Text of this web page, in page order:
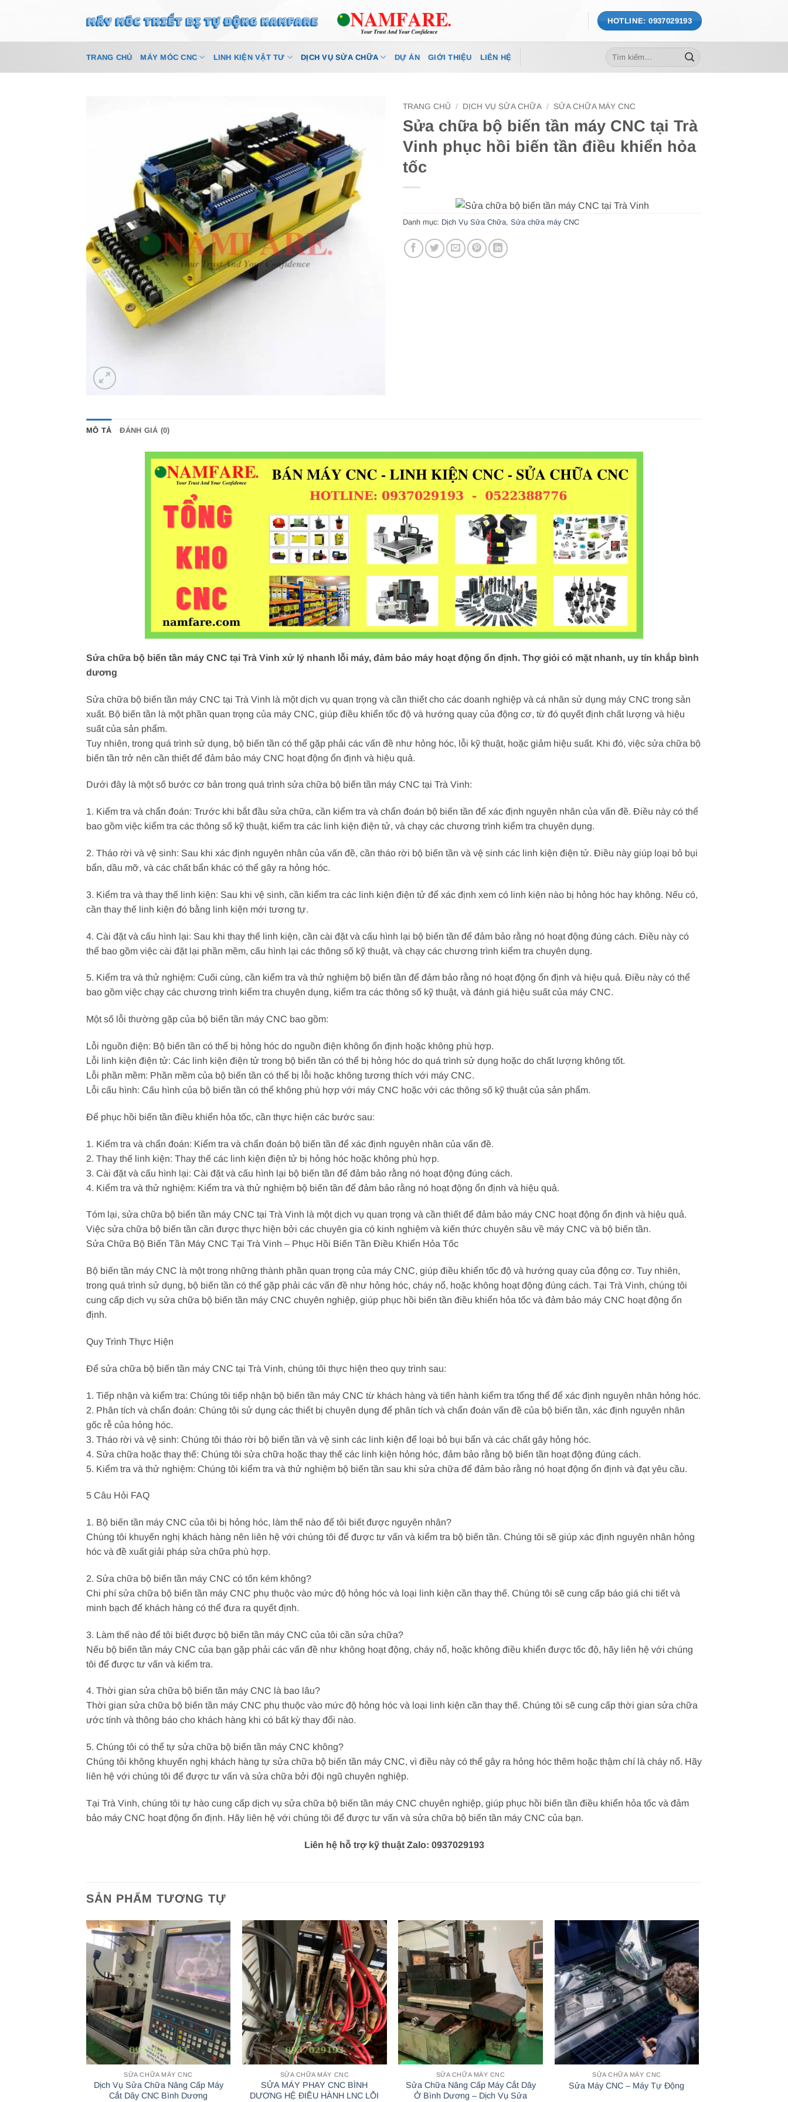
HOTLINE: 0937029193
TRANG CHỦ MÁY MÓC CNC LINH KIỆN VẬT TƯ DỊCH VỤ SỬA CHỮA DỰ ÁN GIỚI THIỆU LIÊN HỆ
Tìm
kiếm:
TRANG CHỦ / DỊCH VỤ SỬA CHỮA / SỬA CHỮA MÁY CNC
Sửa chữa bộ biến tần máy CNC tại Trà
Vinh phục hồi biến tần điều khiển hỏa
tốc
Danh mục: Dịch Vụ Sửa Chữa, Sửa chữa máy CNC
MÔ TẢ ĐÁNH GIÁ (0)
Sửa chữa bộ biến tần máy CNC tại Trà Vinh xử lý nhanh lỗi máy, đảm bảo máy hoạt động ổn định. Thợ giỏi có mặt nhanh, uy tín khắp bình
dương
Sửa chữa bộ biến tần máy CNC tại Trà Vinh là một dịch vụ quan trọng và cần thiết cho các doanh nghiệp và cá nhân sử dụng máy CNC trong sản
xuất. Bộ biến tần là một phần quan trọng của máy CNC, giúp điều khiển tốc độ và hướng quay của động cơ, từ đó quyết định chất lượng và hiệu
suất của sản phẩm.
Tuy nhiên, trong quá trình sử dụng, bộ biến tần có thể gặp phải các vấn đề như hỏng hóc, lỗi kỹ thuật, hoặc giảm hiệu suất. Khi đó, việc sửa chữa bộ
biến tần trở nên cần thiết để đảm bảo máy CNC hoạt động ổn định và hiệu quả.
Dưới đây là một số bước cơ bản trong quá trình sửa chữa bộ biến tần máy CNC tại Trà Vinh:
1. Kiểm tra và chẩn đoán: Trước khi bắt đầu sửa chữa, cần kiểm tra và chẩn đoán bộ biến tần để xác định nguyên nhân của vấn đề. Điều này có thể
bao gồm việc kiểm tra các thông số kỹ thuật, kiểm tra các linh kiện điện tử, và chạy các chương trình kiểm tra chuyên dụng.
2. Tháo rời và vệ sinh: Sau khi xác định nguyên nhân của vấn đề, cần tháo rời bộ biến tần và vệ sinh các linh kiện điện tử. Điều này giúp loại bỏ bụi
bẩn, dầu mỡ, và các chất bẩn khác có thể gây ra hỏng hóc.
3. Kiểm tra và thay thế linh kiện: Sau khi vệ sinh, cần kiểm tra các linh kiện điện tử để xác định xem có linh kiện nào bị hỏng hóc hay không. Nếu có,
cần thay thế linh kiện đó bằng linh kiện mới tương tự.
4. Cài đặt và cấu hình lại: Sau khi thay thế linh kiện, cần cài đặt và cấu hình lại bộ biến tần để đảm bảo rằng nó hoạt động đúng cách. Điều này có
thể bao gồm việc cài đặt lại phần mềm, cấu hình lại các thông số kỹ thuật, và chạy các chương trình kiểm tra chuyên dụng.
5. Kiểm tra và thử nghiệm: Cuối cùng, cần kiểm tra và thử nghiệm bộ biến tần để đảm bảo rằng nó hoạt động ổn định và hiệu quả. Điều này có thể
bao gồm việc chạy các chương trình kiểm tra chuyên dụng, kiểm tra các thông số kỹ thuật, và đánh giá hiệu suất của máy CNC.
Một số lỗi thường gặp của bộ biến tần máy CNC bao gồm:
Lỗi nguồn điện: Bộ biến tần có thể bị hỏng hóc do nguồn điện không ổn định hoặc không phù hợp.
Lỗi linh kiện điện tử: Các linh kiện điện tử trong bộ biến tần có thể bị hỏng hóc do quá trình sử dụng hoặc do chất lượng không tốt.
Lỗi phần mềm: Phần mềm của bộ biến tần có thể bị lỗi hoặc không tương thích với máy CNC.
Lỗi cấu hình: Cấu hình của bộ biến tần có thể không phù hợp với máy CNC hoặc với các thông số kỹ thuật của sản phẩm.
Để phục hồi biến tần điều khiển hỏa tốc, cần thực hiện các bước sau:
1. Kiểm tra và chẩn đoán: Kiểm tra và chẩn đoán bộ biến tần để xác định nguyên nhân của vấn đề.
2. Thay thế linh kiện: Thay thế các linh kiện điện tử bị hỏng hóc hoặc không phù hợp.
3. Cài đặt và cấu hình lại: Cài đặt và cấu hình lại bộ biến tần để đảm bảo rằng nó hoạt động đúng cách.
4. Kiểm tra và thử nghiệm: Kiểm tra và thử nghiệm bộ biến tần để đảm bảo rằng nó hoạt động ổn định và hiệu quả.
Tóm lại, sửa chữa bộ biến tần máy CNC tại Trà Vinh là một dịch vụ quan trọng và cần thiết để đảm bảo máy CNC hoạt động ổn định và hiệu quả.
Việc sửa chữa bộ biến tần cần được thực hiện bởi các chuyên gia có kinh nghiệm và kiến thức chuyên sâu về máy CNC và bộ biến tần.
Sửa Chữa Bộ Biến Tần Máy CNC Tại Trà Vinh – Phục Hồi Biến Tần Điều Khiển Hỏa Tốc
Bộ biến tần máy CNC là một trong những thành phần quan trọng của máy CNC, giúp điều khiển tốc độ và hướng quay của động cơ. Tuy nhiên,
trong quá trình sử dụng, bộ biến tần có thể gặp phải các vấn đề như hỏng hóc, cháy nổ, hoặc không hoạt động đúng cách. Tại Trà Vinh, chúng tôi
cung cấp dịch vụ sửa chữa bộ biến tần máy CNC chuyên nghiệp, giúp phục hồi biến tần điều khiển hỏa tốc và đảm bảo máy CNC hoạt động ổn
định.
Quy Trình Thực Hiện
Để sửa chữa bộ biến tần máy CNC tại Trà Vinh, chúng tôi thực hiện theo quy trình sau:
1. Tiếp nhận và kiểm tra: Chúng tôi tiếp nhận bộ biến tần máy CNC từ khách hàng và tiến hành kiểm tra tổng thể để xác định nguyên nhân hỏng hóc.
2. Phân tích và chẩn đoán: Chúng tôi sử dụng các thiết bị chuyên dụng để phân tích và chẩn đoán vấn đề của bộ biến tần, xác định nguyên nhân
gốc rễ của hỏng hóc.
3. Tháo rời và vệ sinh: Chúng tôi tháo rời bộ biến tần và vệ sinh các linh kiện để loại bỏ bụi bẩn và các chất gây hỏng hóc.
4. Sửa chữa hoặc thay thế: Chúng tôi sửa chữa hoặc thay thế các linh kiện hỏng hóc, đảm bảo rằng bộ biến tần hoạt động đúng cách.
5. Kiểm tra và thử nghiệm: Chúng tôi kiểm tra và thử nghiệm bộ biến tần sau khi sửa chữa để đảm bảo rằng nó hoạt động ổn định và đạt yêu cầu.
5 Câu Hỏi FAQ
1. Bộ biến tần máy CNC của tôi bị hỏng hóc, làm thế nào để tôi biết được nguyên nhân?
Chúng tôi khuyến nghị khách hàng nên liên hệ với chúng tôi để được tư vấn và kiểm tra bộ biến tần. Chúng tôi sẽ giúp xác định nguyên nhân hỏng
hóc và đề xuất giải pháp sửa chữa phù hợp.
2. Sửa chữa bộ biến tần máy CNC có tốn kém không?
Chi phí sửa chữa bộ biến tần máy CNC phụ thuộc vào mức độ hỏng hóc và loại linh kiện cần thay thế. Chúng tôi sẽ cung cấp báo giá chi tiết và
minh bạch để khách hàng có thể đưa ra quyết định.
3. Làm thế nào để tôi biết được bộ biến tần máy CNC của tôi cần sửa chữa?
Nếu bộ biến tần máy CNC của bạn gặp phải các vấn đề như không hoạt động, cháy nổ, hoặc không điều khiển được tốc độ, hãy liên hệ với chúng
tôi để được tư vấn và kiểm tra.
4. Thời gian sửa chữa bộ biến tần máy CNC là bao lâu?
Thời gian sửa chữa bộ biến tần máy CNC phụ thuộc vào mức độ hỏng hóc và loại linh kiện cần thay thế. Chúng tôi sẽ cung cấp thời gian sửa chữa
ước tính và thông báo cho khách hàng khi có bất kỳ thay đổi nào.
5. Chúng tôi có thể tự sửa chữa bộ biến tần máy CNC không?
Chúng tôi không khuyến nghị khách hàng tự sửa chữa bộ biến tần máy CNC, vì điều này có thể gây ra hỏng hóc thêm hoặc thậm chí là cháy nổ. Hãy
liên hệ với chúng tôi để được tư vấn và sửa chữa bởi đội ngũ chuyên nghiệp.
Tại Trà Vinh, chúng tôi tự hào cung cấp dịch vụ sửa chữa bộ biến tần máy CNC chuyên nghiệp, giúp phục hồi biến tần điều khiển hỏa tốc và đảm
bảo máy CNC hoạt động ổn định. Hãy liên hệ với chúng tôi để được tư vấn và sửa chữa bộ biến tần máy CNC của bạn.
Liên hệ hỗ trợ kỹ thuật Zalo: 0937029193
SẢN PHẨM TƯƠNG TỰ
SỬA CHỮA MÁY CNC
Dịch Vụ Sửa Chữa Nâng Cấp Máy
Cắt Dây CNC Bình Dương
SỬA CHỮA MÁY CNC
SỬA MÁY PHAY CNC BÌNH
DƯƠNG HỆ ĐIỀU HÀNH LNC LỖI
SỬA CHỮA MÁY CNC
Sửa Chữa Nâng Cấp Máy Cắt Dây
Ở Bình Dương – Dịch Vụ Sửa
SỬA CHỮA MÁY CNC
Sửa Máy CNC – Máy Tự Động